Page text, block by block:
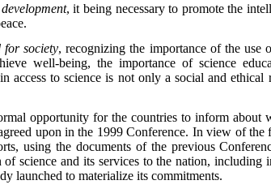
, it being necessary to promote the
society, recognizing the importance of the use
well-being, the importance of science
access to science is not only a social and
opportunity for the countries to inform about
upon in the 1999 Conference. In view of the
using the documents of the previous
science and its services to the nation, including
launched to materialize its commitments.